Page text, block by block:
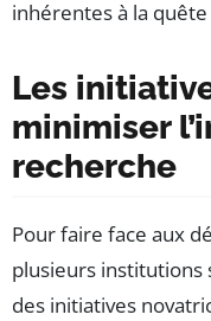
inhérentes à la
Les
minimiser
recherche
Pour faire face aux
plusieurs
des initiatives